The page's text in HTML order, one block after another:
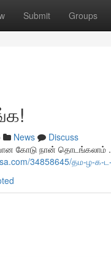
Submit Groups
News
Discuss
கோடு நான் தொடங்கலாம் .
34858645/தம-ழ-க-